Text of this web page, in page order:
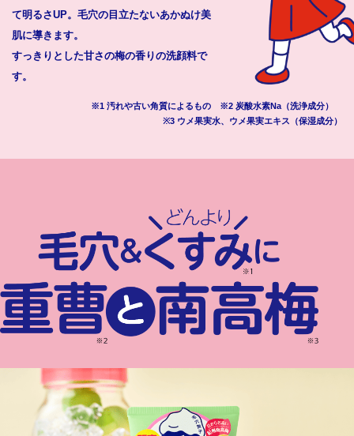
て明るさUP。毛穴の目立たないあかぬけ美
肌に導きます。
すっきりとした甘さの梅の香りの洗顔料で
す。
※1 汚れや古い角質によるもの ※2 炭酸水素Na（洗浄成分）
※3 ウメ果実水、ウメ果実エキス（保湿成分）